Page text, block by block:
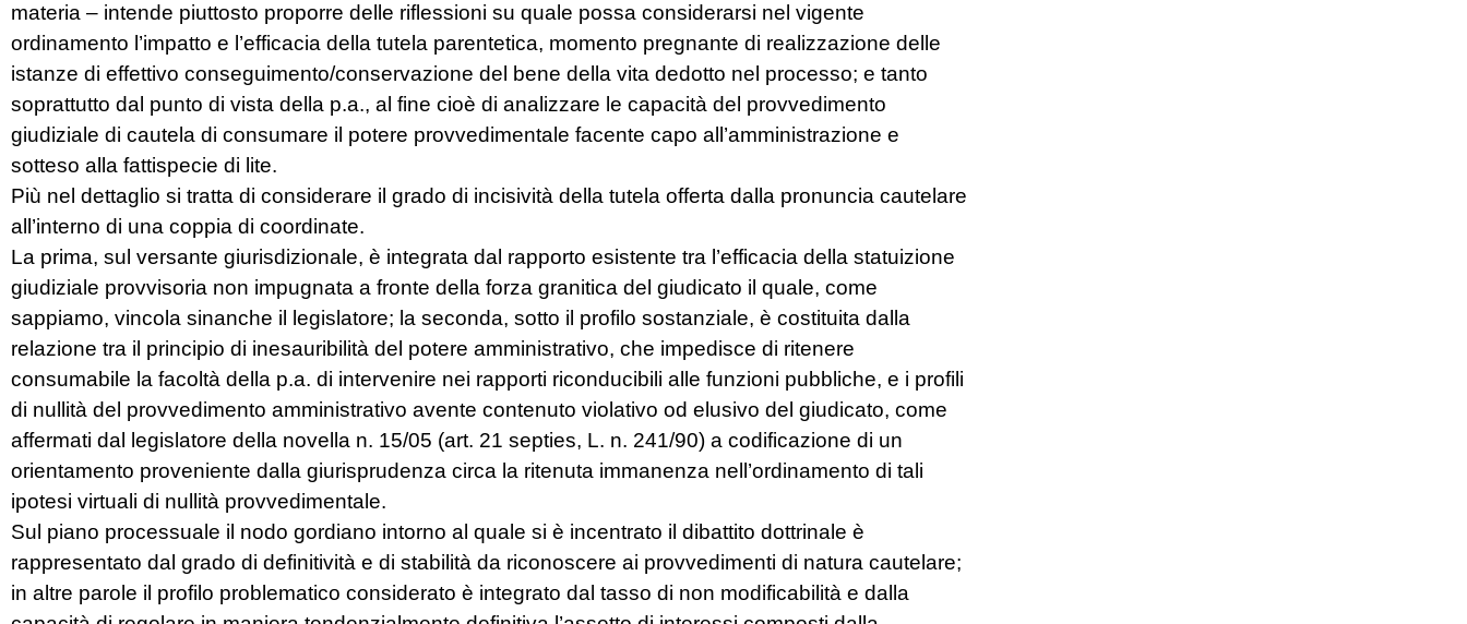
materia – intende piuttosto proporre delle riflessioni su quale possa considerarsi nel vigente
ordinamento l’impatto e l’efficacia della tutela parentetica, momento pregnante di realizzazione delle
istanze di effettivo conseguimento/conservazione del bene della vita dedotto nel processo; e tanto
soprattutto dal punto di vista della p.a., al fine cioè di analizzare le capacità del provvedimento
giudiziale di cautela di consumare il potere provvedimentale facente capo all’amministrazione e
sotteso alla fattispecie di lite.
Più nel dettaglio si tratta di considerare il grado di incisività della tutela offerta dalla pronuncia cautelare
all’interno di una coppia di coordinate.
La prima, sul versante giurisdizionale, è integrata dal rapporto esistente tra l’efficacia della statuizione
giudiziale provvisoria non impugnata a fronte della forza granitica del giudicato il quale, come
sappiamo, vincola sinanche il legislatore; la seconda, sotto il profilo sostanziale, è costituita dalla
relazione tra il principio di inesauribilità del potere amministrativo, che impedisce di ritenere
consumabile la facoltà della p.a. di intervenire nei rapporti riconducibili alle funzioni pubbliche, e i profili
di nullità del provvedimento amministrativo avente contenuto violativo od elusivo del giudicato, come
affermati dal legislatore della novella n. 15/05 (art. 21 septies, L. n. 241/90) a codificazione di un
orientamento proveniente dalla giurisprudenza circa la ritenuta immanenza nell’ordinamento di tali
ipotesi virtuali di nullità provvedimentale.
Sul piano processuale il nodo gordiano intorno al quale si è incentrato il dibattito dottrinale è
rappresentato dal grado di definitività e di stabilità da riconoscere ai provvedimenti di natura cautelare;
in altre parole il profilo problematico considerato è integrato dal tasso di non modificabilità e dalla